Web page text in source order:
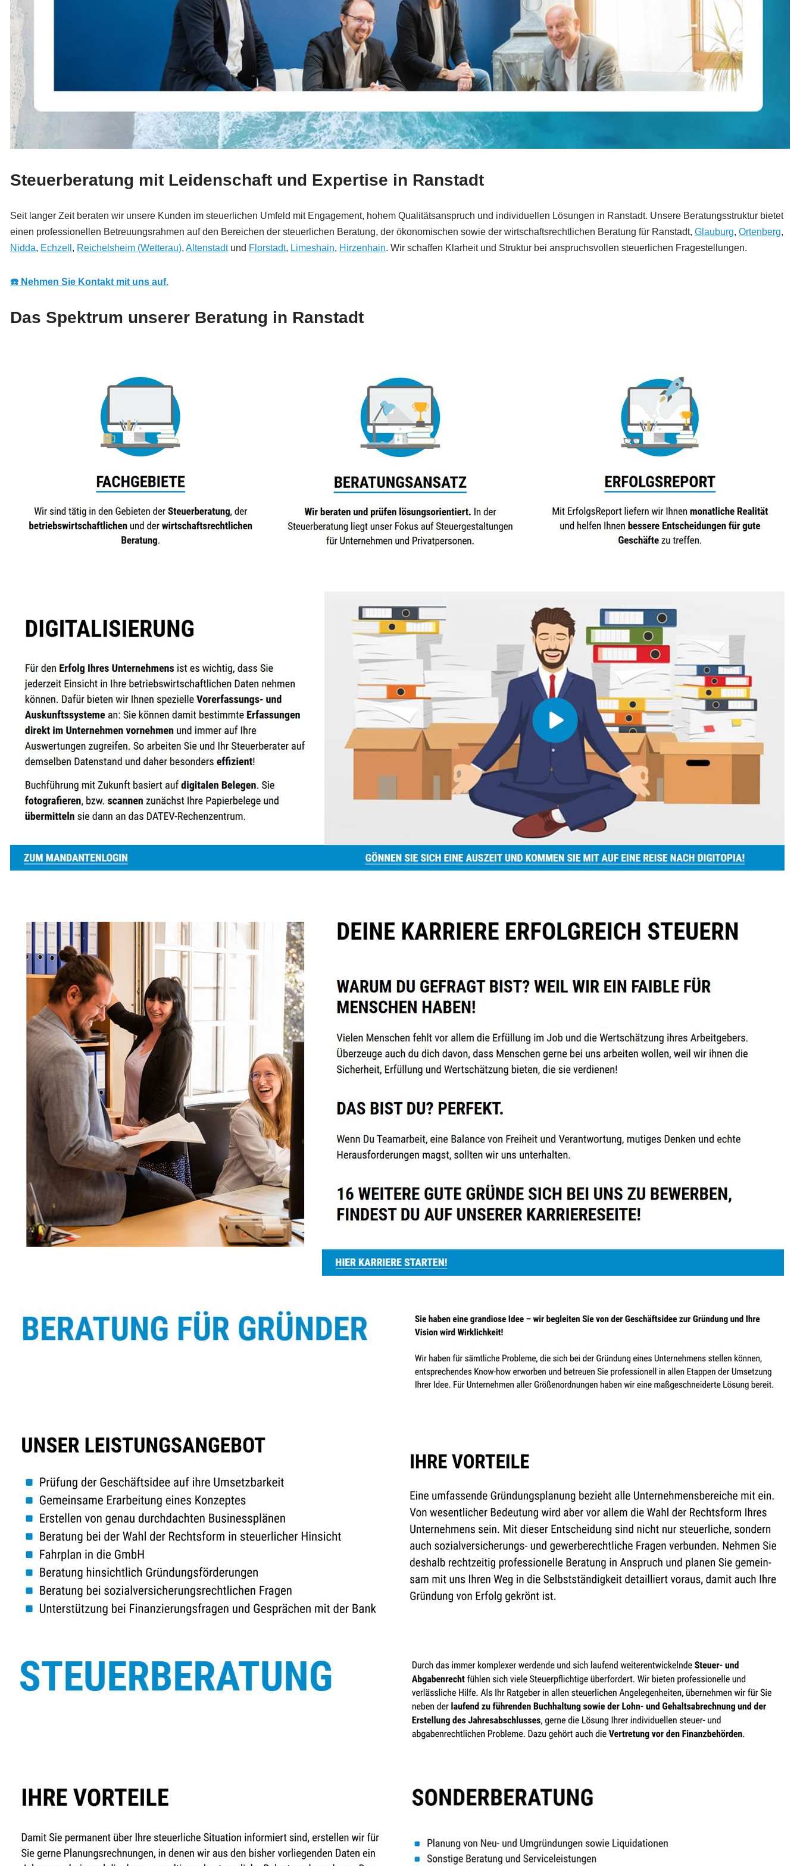
Steuerberatung mit Leidenschaft und Expertise in Ranstadt
Seit langer Zeit beraten wir unsere Kunden im steuerlichen Umfeld mit Engagement, hohem Qualitätsanspruch und individuellen Lösungen in Ranstadt. Unsere Beratungsstruktur bietet
einen professionellen Betreuungsrahmen auf den Bereichen der steuerlichen Beratung, der ökonomischen sowie der wirtschaftsrechtlichen Beratung für Ranstadt, Glauburg, Ortenberg,
Nidda, Echzell , Reichelsheim (Wetterau), Altenstadtund Florstadt, Limeshain, Hirzenhain. Wir schaffen Klarheit und Struktur bei anspruchsvollen steuerlichen Fragestellungen.
☎️ Nehmen Sie Kontakt mit uns auf.
Das Spektrum unserer Beratung in Ranstadt